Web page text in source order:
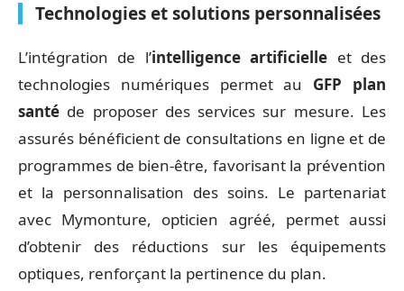
Technologies et solutions personnalisées
L’intégration de l’intelligence artificielle et des
technologies numériques permet au GFP plan
santé de proposer des services sur mesure. Les
assurés bénéficient de consultations en ligne et de
programmes de bien-être, favorisant la prévention
et la personnalisation des soins. Le partenariat
avec Mymonture, opticien agréé, permet aussi
d’obtenir des réductions sur les équipements
optiques, renforçant la pertinence du plan.